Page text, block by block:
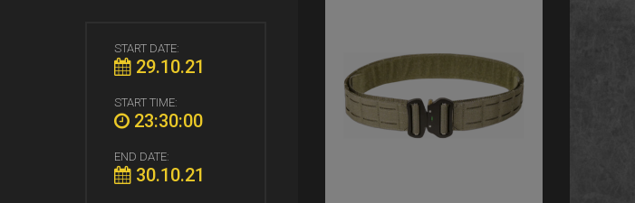
START DATE:
29.10.21
START TIME:
23:30:00
END DATE:
30.10.21